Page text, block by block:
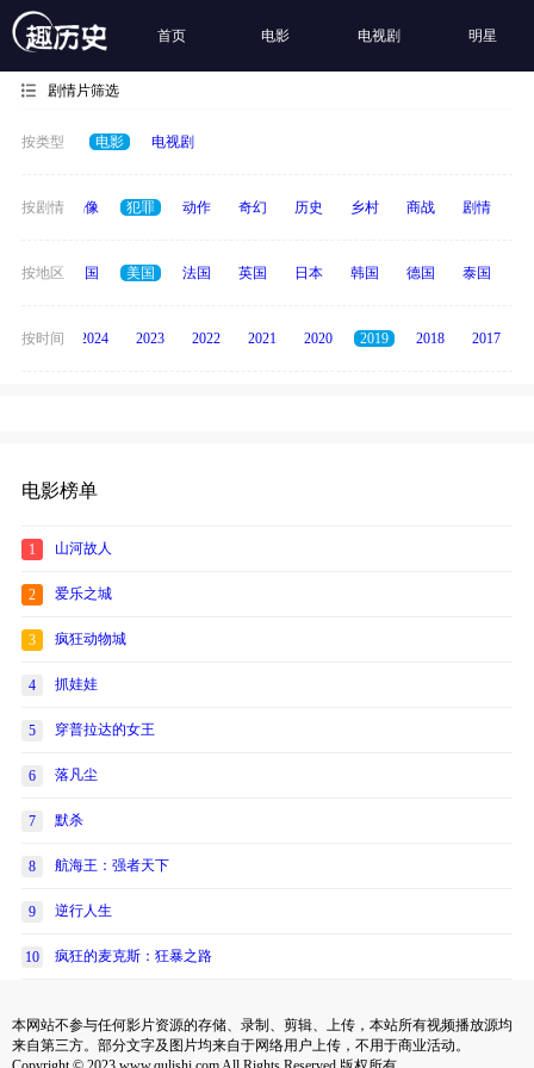
首页 电影 电视剧 明星
剧情片筛选
按类型 电影 电视剧
按剧情青春偶像 犯罪 动作 奇幻 历史 乡村 商战 剧情
按地区
全部 中国 美国 法国 英国 日本 韩国 德国 泰国
按时间
2025 2024 2023 2022 2021 2020 2019 2018 2017
电影榜单
1 山河故人
2 爱乐之城
3 疯狂动物城
4 抓娃娃
5 穿普拉达的女王
6 落凡尘
7 默杀
8 航海王：强者天下
9 逆行人生
10 疯狂的麦克斯：狂暴之路
本网站不参与任何影片资源的存储、录制、剪辑、上传，本站所有视频播放源均
来自第三方。部分文字及图片均来自于网络用户上传，不用于商业活动。